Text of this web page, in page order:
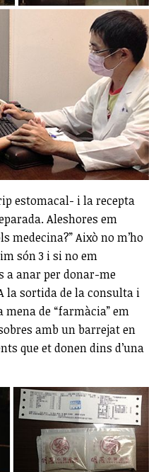
estomacal- i la recepta
Aleshores em
medecina?” Això no m’ho
són 3 i si no em
a anar per donar-me
la sortida de la consulta i
de “farmàcia” em
amb un barrejat en
que et donen dins d’una